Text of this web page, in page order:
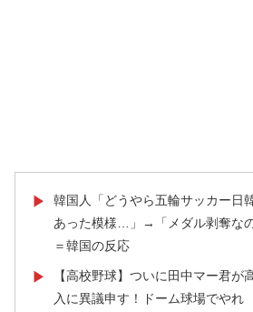
▶
韓国人「どうやら五輪サッカー日
あった模様…」→「メダル剥奪な
＝韓国の反応
▶
【高校野球】ついに田中マー君が
入に異議申す！ドーム球場でやれ